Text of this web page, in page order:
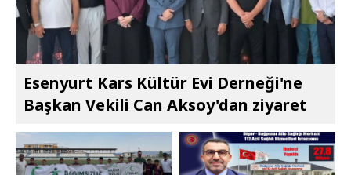
Esenyurt Kars Kültür Evi Derneği'ne
Başkan Vekili Can Aksoy'dan ziyaret